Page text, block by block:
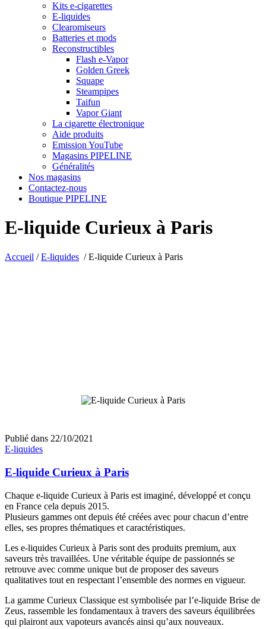
Kits e-cigarettes
E-liquides
Clearomiseurs
Batteries et mods
Reconstructibles
Flash e-Vapor
Golden Greek
Squape
Steampipes
Taifun
Vapor Giant
La cigarette électronique
Aide produits
Emission YouTube
Magasins PIPELINE
Généralités
Nos magasins
Contactez-nous
Boutique PIPELINE
E-liquide Curieux à Paris
Accueil /E-liquides /E-liquide Curieux à Paris
Publié dans 22/10/2021
E-liquides
E-liquide Curieux à Paris
Chaque e-liquide Curieux à Paris est imaginé, développé et conçu
en France cela depuis 2015.
Plusieurs gammes ont depuis été créées avec pour chacun d’entre
elles, ses propres thématiques et caractéristiques.
Les e-liquides Curieux à Paris sont des produits premium, aux
saveurs très travaillées. Une véritable équipe de passionnés se
retrouve avec comme unique but de proposer des saveurs
qualitatives tout en respectant l’ensemble des normes en vigueur.
La gamme Curieux Classique est symbolisée par l’e-liquide Brise de
Zeus, rassemble les fondamentaux à travers des saveurs équilibrées
qui plairont aux vapoteurs avancés ainsi qu’aux nouveaux.